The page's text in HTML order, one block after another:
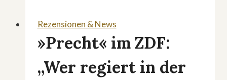
Rezensionen & News
»Precht« im ZDF:
„Wer regiert in der